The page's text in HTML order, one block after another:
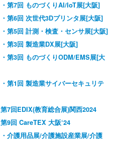
・第7回 ものづくりAI/IoT展[大阪]
・第6回 次世代3Dプリンタ展[大阪]
・第5回 計測・検査・センサ展[大阪]
・第3回 製造業DX展[大阪]
・第3回 ものづくりODM/EMS展[大
・第1回 製造業サイバーセキュリテ
第7回EDIX(教育総合展)関西2024
第9回 CareTEX 大阪‘24
・介護用品展/介護施設産業展/介護